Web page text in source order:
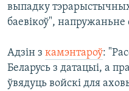
выпадку
баевікоў", напружаньне
Адзін з камэнтароў:
Беларусь з датацыі, а
ўвядуць войскі для